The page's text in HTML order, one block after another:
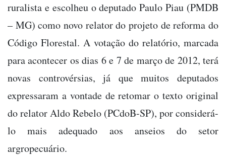
ruralista e escolheu o deputado Paulo Piau (PMDB
– MG) como novo relator do projeto de reforma do
Código Florestal. A votação do relatório, marcada
para acontecer os dias 6 e 7 de março de 2012, terá
novas controvérsias, já que muitos deputados
expressaram a vontade de retomar o texto original
do relator Aldo Rebelo (PCdoB-SP), por considerá-
lo mais adequado aos anseios do setor
argropecuário.